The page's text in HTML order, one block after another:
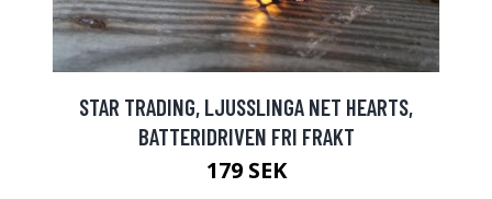
STAR TRADING, LJUSSLINGA NET HEARTS,
BATTERIDRIVEN FRI FRAKT
179 SEK